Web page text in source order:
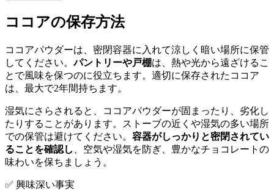
ココアの保存方法
ココアパウダーは、密閉容器に入れて涼しく暗い場所に保管
してください。パントリーや戸棚は、熱や光から遠ざけるこ
とで風味を保つのに役立ちます。適切に保存されたココア
は、最大で2年間持ちます。
湿気にさらされると、ココアパウダーが固まったり、劣化し
たりすることがあります。ストーブの近くや湿気の多い場所
での保管は避けてください。 容器がしっかりと密閉されてい
ることを確認し
、空気や湿気を防ぎ、豊かなチョコレートの
味わいを保ちましょう。
✅ 興味深い事実